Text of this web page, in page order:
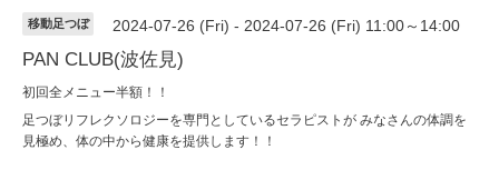
移動足つぼ 2024-07-26 (Fri) - 2024-07-26 (Fri) 11:00～14:00
PAN CLUB(波佐見)
初回全メニュー半額！！
足つぼリフレクソロジーを専門としているセラピストが みなさんの体調を
見極め、体の中から健康を提供します！！